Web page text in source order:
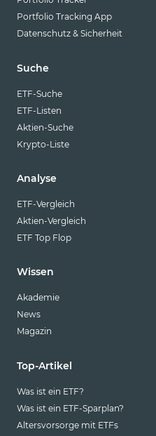
Portfolio Tracking App
Datenschutz & Sicherheit
Suche
ETF-Suche
ETF-Listen
Aktien-Suche
Krypto-Liste
Analyse
ETF-Vergleich
Aktien-Vergleich
ETF Top Flop
Wissen
Akademie
News
Magazin
Top-Artikel
Was ist ein ETF?
Was ist ein ETF-Sparplan?
Altersvorsorge mit ETFs